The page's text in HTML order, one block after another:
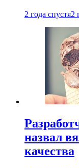
2 года спустя2
назвал
качества